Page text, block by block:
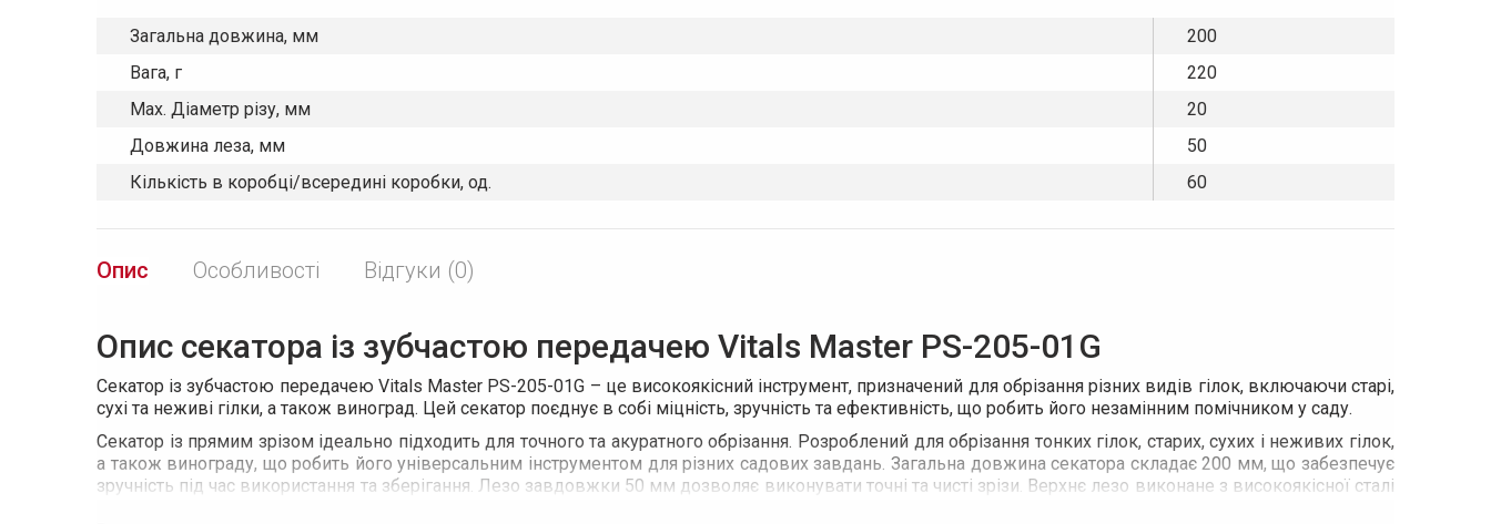
Загальна довжина, мм
200
Вага, г
220
Max. Діаметр різу, мм
20
Довжина леза, мм
50
Кількість в коробці/всередині коробки, од.
60
Опис Особливості Відгуки (0)
Опис секатора із зубчастою передачею Vitals Master PS-205-01G
Секатор із зубчастою передачею Vitals Master PS-205-01G – це високоякісний інструмент, призначений для обрізання різних видів гілок, включаючи старі,
сухі та неживі гілки, а також виноград. Цей секатор поєднує в собі міцність, зручність та ефективність, що робить його незамінним помічником у саду.
Секатор із прямим зрізом ідеально підходить для точного та акуратного обрізання. Розроблений для обрізання тонких гілок, старих, сухих і неживих гілок,
а також винограду, що робить його універсальним інструментом для різних садових завдань. Загальна довжина секатора складає 200 мм, що забезпечує
зручність під час використання та зберігання. Лезо завдовжки 50 мм дозволяє виконувати точні та чисті зрізи. Верхнє лезо виконане з високоякісної сталі